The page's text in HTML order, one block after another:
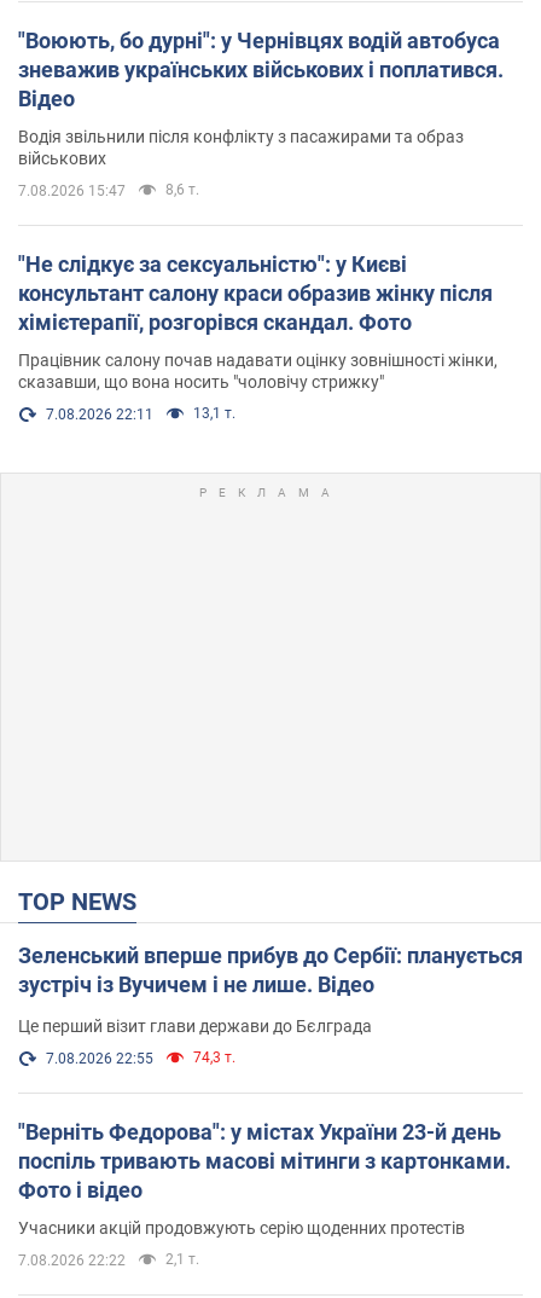
"Воюють, бо дурні": у Чернівцях водій автобуса
зневажив українських військових і поплатився.
Відео
Водія звільнили після конфлікту з пасажирами та образ
військових
7.08.2026 15:47 8,6 т.
"Не слідкує за сексуальністю": у Києві
консультант салону краси образив жінку після
хімієтерапії, розгорівся скандал. Фото
Працівник салону почав надавати оцінку зовнішності жінки,
сказавши, що вона носить "чоловічу стрижку"
7.08.2026 22:11 13,1 т.
TOP NEWS
Зеленський вперше прибув до Сербії: планується
зустріч із Вучичем і не лише. Відео
Це перший візит глави держави до Бєлграда
7.08.2026 22:55 74,3 т.
"Верніть Федорова": у містах України 23-й день
поспіль тривають масові мітинги з картонками.
Фото і відео
Учасники акцій продовжують серію щоденних протестів
7.08.2026 22:22 2,1 т.